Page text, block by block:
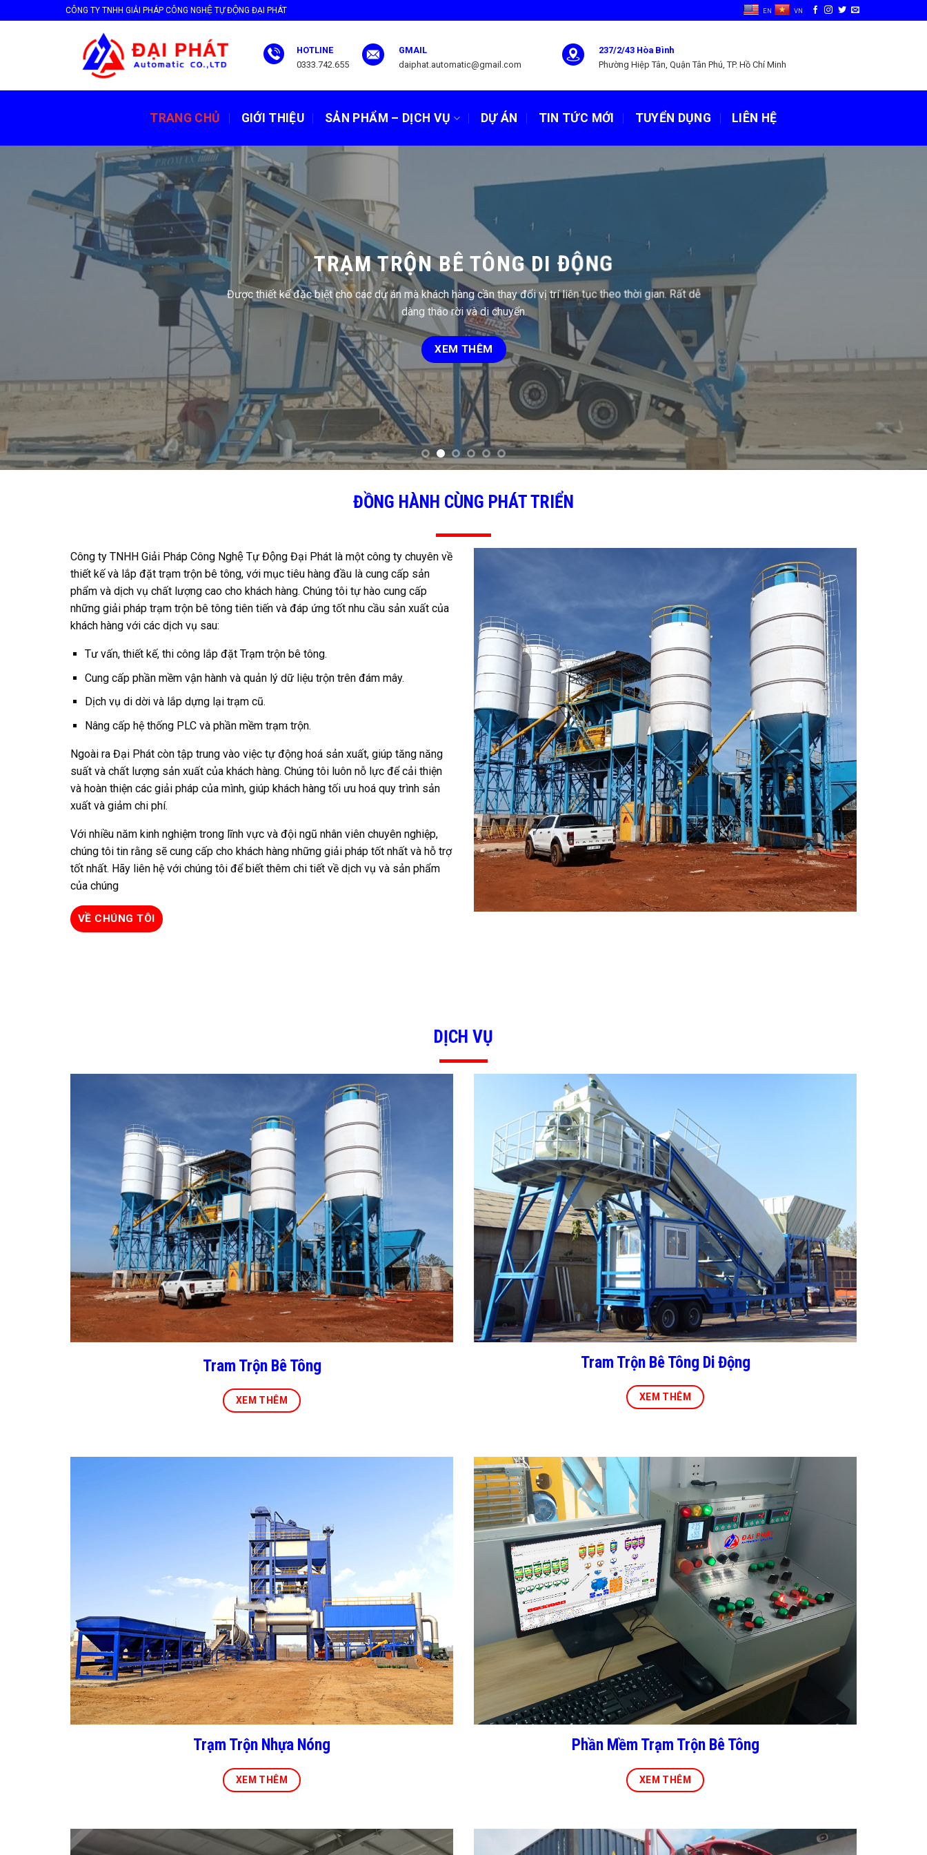
to
CÔNG TY TNHH GIẢI PHÁP CÔNG NGHỆ TỰ ĐỘNG ĐẠI PHÁT EN VN
HOTLINE
0333.742.655
GMAIL
daiphat.automatic@gmail.com
237/2/43 Hòa Bình
Phường Hiệp Tân, Quận Tân Phú, TP. Hồ Chí Minh
TRANG CHỦ GIỚI THIỆU SẢN PHẨM – DỊCH VỤ DỰ ÁN TIN TỨC MỚI TUYỂN DỤNG LIÊN HỆ
PHẦN MỀM TRẠM TRỘN BÊ TÔNG
Tăng hiệu suất và giảm thời gian trộn với phần mềm trạm trộn bê tông. Tối ưu hóa quản lý và điều khiển
trạm trộn với dữ liệu được đồng bộ trên Server.
XEM THÊM
ĐỒNG HÀNH CÙNG PHÁT TRIỂN
Công ty TNHH Giải Pháp Công Nghệ Tự Động Đại Phát là một công ty chuyên về
thiết kế và lắp đặt trạm trộn bê tông, với mục tiêu hàng đầu là cung cấp sản
phẩm và dịch vụ chất lượng cao cho khách hàng. Chúng tôi tự hào cung cấp
những giải pháp trạm trộn bê tông tiên tiến và đáp ứng tốt nhu cầu sản xuất của
khách hàng với các dịch vụ sau:
Tư vấn, thiết kế, thi công lắp đặt Trạm trộn bê tông.
Cung cấp phần mềm vận hành và quản lý dữ liệu trộn trên đám mây.
Dịch vụ di dời và lắp dựng lại trạm cũ.
Nâng cấp hệ thống PLC và phần mềm trạm trộn.
Ngoài ra Đại Phát còn tập trung vào việc tự động hoá sản xuất, giúp tăng năng
suất và chất lượng sản xuất của khách hàng. Chúng tôi luôn nỗ lực để cải thiện
và hoàn thiện các giải pháp của mình, giúp khách hàng tối ưu hoá quy trình sản
xuất và giảm chi phí.
Với nhiều năm kinh nghiệm trong lĩnh vực và đội ngũ nhân viên chuyên nghiệp,
chúng tôi tin rằng sẽ cung cấp cho khách hàng những giải pháp tốt nhất và hỗ trợ
tốt nhất. Hãy liên hệ với chúng tôi để biết thêm chi tiết về dịch vụ và sản phẩm
của chúng
VỀ CHÚNG TÔI
DỊCH VỤ
Tram Trộn Bê Tông
XEM THÊM
Tram Trộn Bê Tông Di Động
XEM THÊM
Trạm Trộn Nhựa Nóng
XEM THÊM
Phần Mềm Trạm Trộn Bê Tông
XEM THÊM